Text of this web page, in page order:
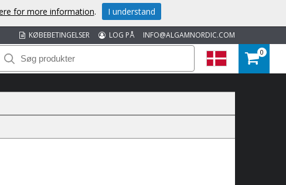
INFO@ALGAMNORDIC.COM
LOG PÅ
KØBEBETINGELSER
0
for more information. I understand